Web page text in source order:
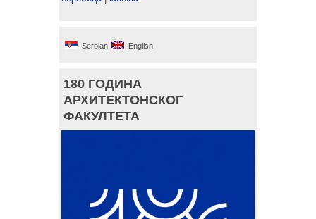
Serbian English
180 ГОДИНА
АРХИТЕКТОНСКОГ
ФАКУЛТЕТА